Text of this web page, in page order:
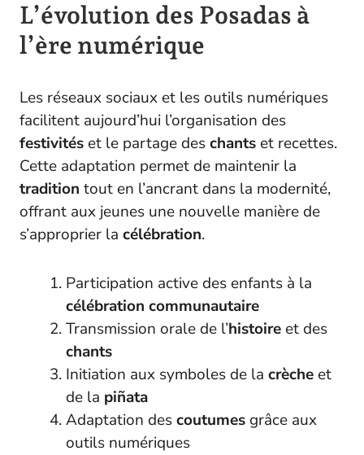
L’évolution des Posadas à
l’ère numérique
Les réseaux sociaux et les outils numériques
facilitent aujourd’hui l’organisation des
festivités et le partage deschants et recettes.
Cette adaptation permet de maintenir la
tradition tout en l’ancrant dans la modernité,
offrant aux jeunes une nouvelle manière de
s’approprier la célébration.
Participation active des enfants à la
célébration communautaire
Transmission orale de l’histoire et des
chants
Initiation aux symboles de la crèche et
de la piñata
Adaptation descoutumes grâce aux
outils numériques